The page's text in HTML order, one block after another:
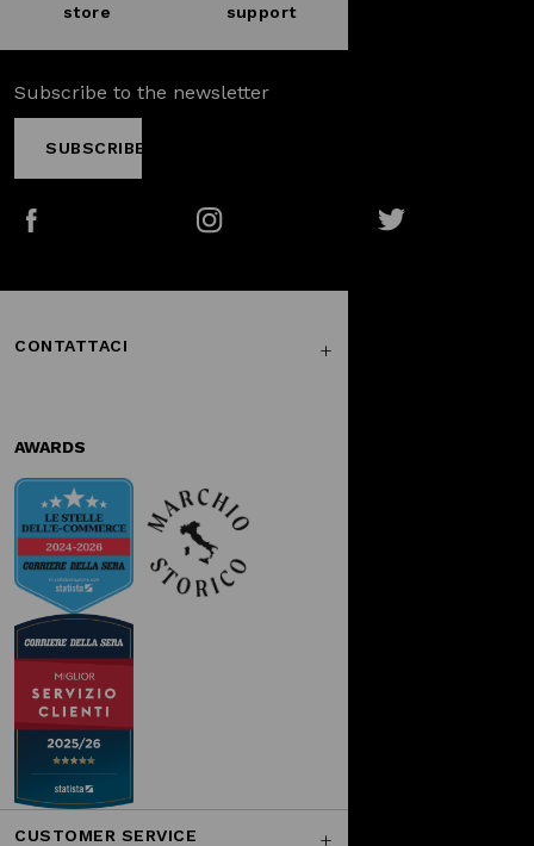
store
support
Subscribe to the newsletter
SUBSCRIBE
CONTATTACI
AWARDS
CUSTOMER SERVICE